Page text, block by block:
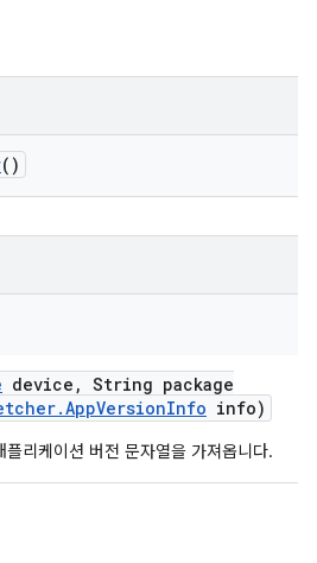
()
device , String package
.AppVersionInfo info)
리케이션 버전 문자열을 가져옵니다.